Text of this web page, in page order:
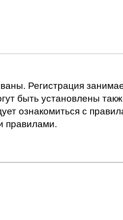
Регистрация
быть установлены
ознакомиться с
правилами.